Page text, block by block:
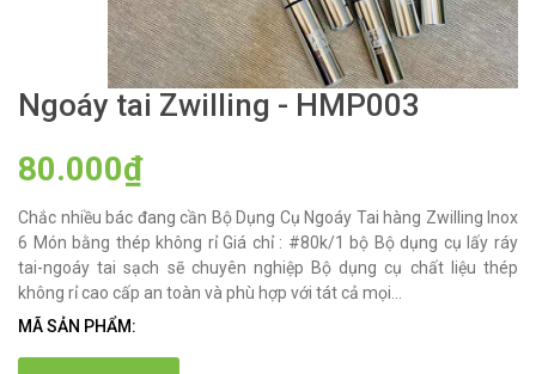
Ngoáy tai Zwilling - HMP003
80.000₫
Chắc nhiều bác đang cần Bộ Dụng Cụ Ngoáy Tai hàng Zwilling Inox
6 Món bằng thép không rỉ Giá chỉ : #80k/1 bộ Bộ dụng cụ lấy ráy
tai-ngoáy tai sạch sẽ chuyên nghiệp Bộ dụng cụ chất liệu thép
không rỉ cao cấp an toàn và phù hợp với tát cả mọi...
MÃ SẢN PHẨM: